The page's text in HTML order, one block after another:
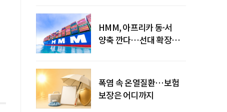
HMM, 아프리카 동·서
양축 깐다…선대 확장
폭염 속 온열질환…보험
보장은 어디까지